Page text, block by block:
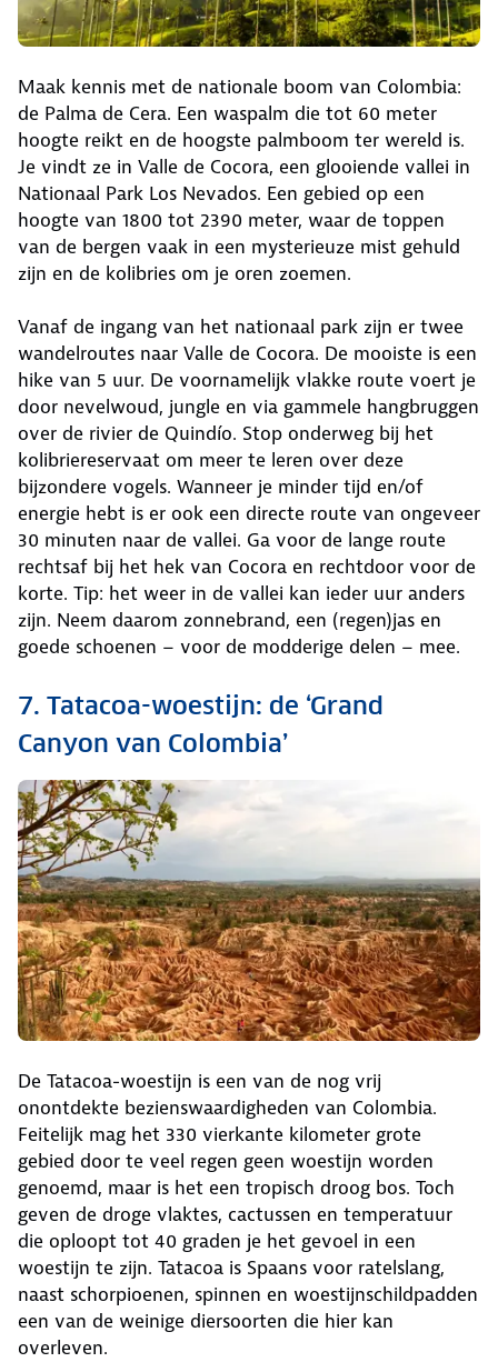
Maak kennis met de nationale boom van Colombia:
de Palma de Cera. Een waspalm die tot 60 meter
hoogte reikt en de hoogste palmboom ter wereld is.
Je vindt ze in Valle de Cocora, een glooiende vallei in
Nationaal Park Los Nevados. Een gebied op een
hoogte van 1800 tot 2390 meter, waar de toppen
van de bergen vaak in een mysterieuze mist gehuld
zijn en de kolibries om je oren zoemen.
Vanaf de ingang van het nationaal park zijn er twee
wandelroutes naar Valle de Cocora. De mooiste is een
hike van 5 uur. De voornamelijk vlakke route voert je
door nevelwoud, jungle en via gammele hangbruggen
over de rivier de Quindío. Stop onderweg bij het
kolibriereservaat om meer te leren over deze
bijzondere vogels. Wanneer je minder tijd en/of
energie hebt is er ook een directe route van ongeveer
30 minuten naar de vallei. Ga voor de lange route
rechtsaf bij het hek van Cocora en rechtdoor voor de
korte. Tip: het weer in de vallei kan ieder uur anders
zijn. Neem daarom zonnebrand, een (regen)jas en
goede schoenen – voor de modderige delen – mee.
7. Tatacoa-woestijn: de ‘Grand
Canyon van Colombia’
De Tatacoa-woestijn is een van de nog vrij
onontdekte bezienswaardigheden van Colombia.
Feitelijk mag het 330 vierkante kilometer grote
gebied door te veel regen geen woestijn worden
genoemd, maar is het een tropisch droog bos. Toch
geven de droge vlaktes, cactussen en temperatuur
die oploopt tot 40 graden je het gevoel in een
woestijn te zijn. Tatacoa is Spaans voor ratelslang,
naast schorpioenen, spinnen en woestijnschildpadden
een van de weinige diersoorten die hier kan
overleven.